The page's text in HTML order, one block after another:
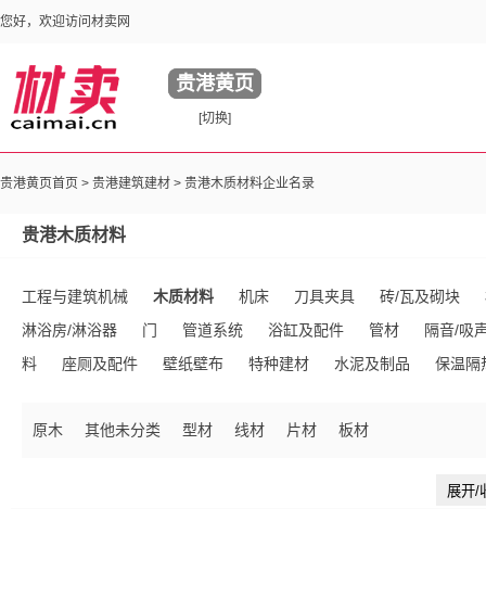
您好，欢迎访问材卖网
贵港黄页
[切换]
贵港黄页首页 > 贵港建筑建材 > 贵港木质材料企业名录
贵港木质材料
工程与建筑机械 木质材料 机床 刀具夹具 砖/瓦及砌块
淋浴房/淋浴器
门 管道系统 浴缸及配件 管材
隔音/吸
料
座厕及配件 壁纸壁布 特种建材 水泥及制品
保温隔
火/防火材料
管件 厨房设施 镜台/梳妆台
原木 其他未分类 型材 线材 片材 板材
展开/